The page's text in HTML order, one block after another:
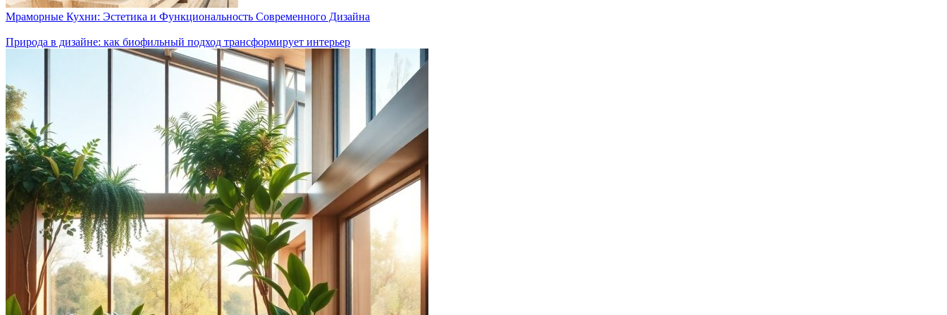
Мраморные Кухни: Эстетика и Функциональность Современного Дизайна
Природа в дизайне: как биофильный подход трансформирует интерьер